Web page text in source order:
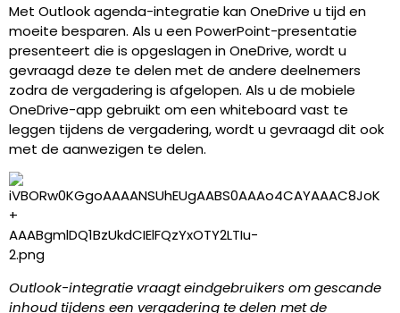
Met Outlook agenda-integratie kan OneDrive u tijd en
moeite besparen. Als u een PowerPoint-presentatie
presenteert die is opgeslagen in OneDrive, wordt u
gevraagd deze te delen met de andere deelnemers
zodra de vergadering is afgelopen. Als u de mobiele
OneDrive-app gebruikt om een whiteboard vast te
leggen tijdens de vergadering, wordt u gevraagd dit ook
met de aanwezigen te delen.
Outlook-integratie vraagt eindgebruikers om gescande
inhoud tijdens een vergadering te delen met de